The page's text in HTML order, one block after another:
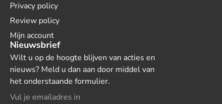
Privacy policy
Review policy
Mijn account
Nieuwsbrief
Wilt u op de hoogte blijven van acties en
nieuws? Meld u dan aan door middel van
het onderstaande formulier.